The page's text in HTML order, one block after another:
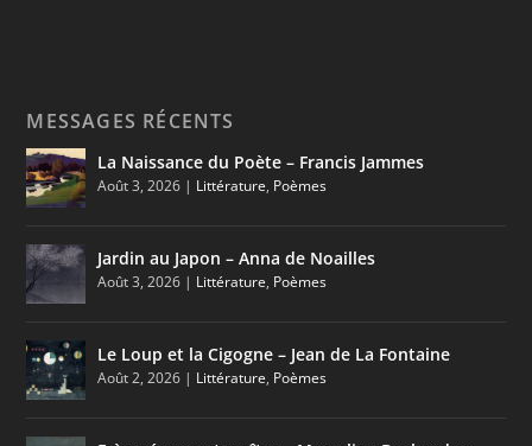
MESSAGES RÉCENTS
La Naissance du Poète – Francis Jammes
Août 3, 2026 | Littérature, Poèmes
Jardin au Japon – Anna de Noailles
Août 3, 2026 | Littérature, Poèmes
Le Loup et la Cigogne – Jean de La Fontaine
Août 2, 2026 | Littérature, Poèmes